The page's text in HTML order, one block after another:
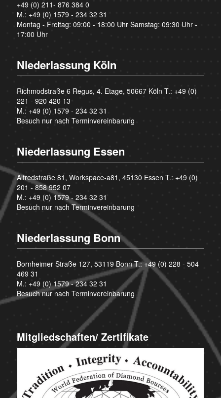
+49 (0) 211- 876 384 0
M.: +49 (0) 1579 - 234 32 31
Montag - Freitag: 09:00 - 18:00 Uhr Samstag: 09:30 Uhr -
17:00 Uhr
Niederlassung Köln
Richmodstraße 6 Regus, 4. Etage, 50667 Köln T.: +49 (0)
221 - 920 420 13
M.: +49 (0) 1579 - 234 32 31
Besuch nur nach Terminvereinbarung
Niederlassung Essen
Alfredstraße 81, Workspace-a81, 45130 Essen T.: +49 (0)
201 - 858 952 07
M.: +49 (0) 1579 - 234 32 31
Besuch nur nach Terminvereinbarung
Niederlassung Bonn
Bornheimer Straße 127, 53119 Bonn T.:+49 (0) 228 - 504
469 31
M.: +49 (0) 1579 - 234 32 31
Besuch nur nach Terminvereinbarung
Mitgliedschaften/ Zertifikate